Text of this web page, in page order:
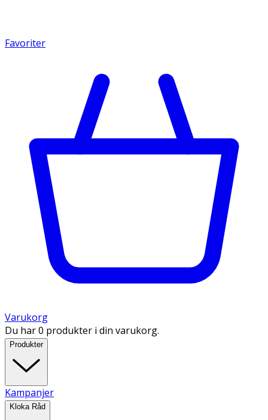
Favoriter
Varukorg
Du har 0 produkter i din varukorg.
Produkter
Kampanjer
Kloka Råd